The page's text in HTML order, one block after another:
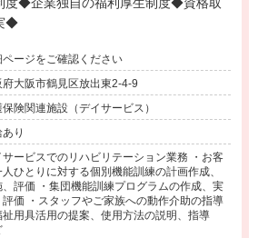
度◆企業独自の福利厚生制度◆資格取
◆
ページをご確認ください
府大阪市鶴見区放出東2-4-9
険関連施設（デイサービス）
り
サービスでのリハビリテーション業務 ・お客
ひとりに対する個別機能訓練の計画作成、
、評価 ・集団機能訓練プログラムの作成、実
評価 ・スタッフやご家族への動作介助の指導
祉用具活用の提案、使用方法の説明、指導